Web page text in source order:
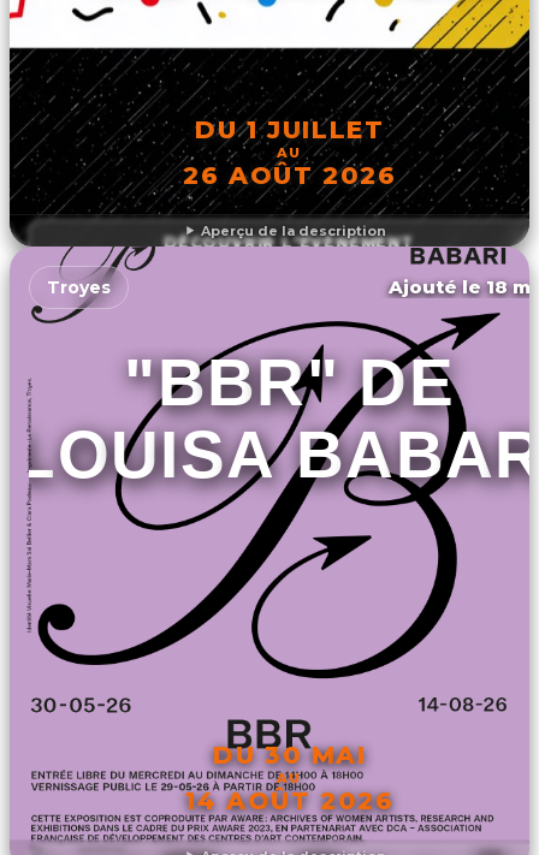
Aperçu de la description
DU 1 JUILLET
AU
26 AOÛT 2026
DÉCOUVRIR L'ÉVÉNEMENT
Troyes Ajouté le 18
"BBR" DE
LOUISA
DU 30 MAI
AU
14 AOÛT 2026